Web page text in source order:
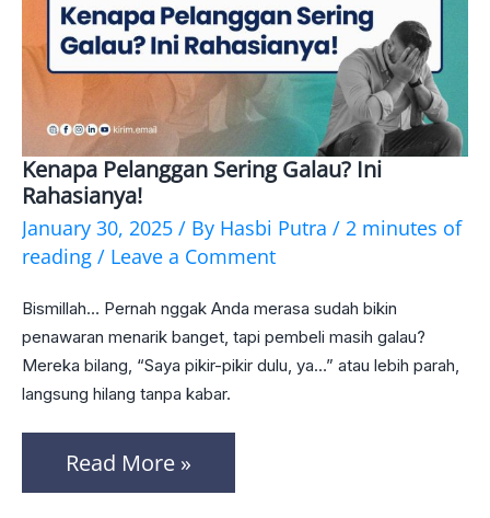
Kenapa Pelanggan Sering Galau? Ini
Rahasianya!
January 30, 2025 / By Hasbi Putra / 2 minutes of
reading / Leave a Comment
Bismillah… Pernah nggak Anda merasa sudah bikin
penawaran menarik banget, tapi pembeli masih galau?
Mereka bilang, “Saya pikir-pikir dulu, ya…” atau lebih parah,
langsung hilang tanpa kabar.
Kenapa
Pelanggan
Sering
Ini
Rahasianya!
Read More »